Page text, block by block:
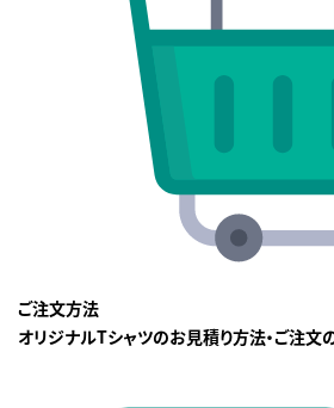
ご注文方法
オリジナルTシャツのお見積り方法・ご注文